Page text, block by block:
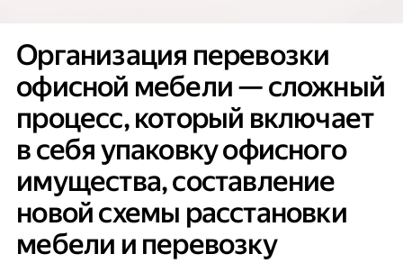
Организация перевозки
офисной мебели — сложный
процесс, который включает
в себя упаковку офисного
имущества, составление
новой схемы расстановки
мебели и перевозку